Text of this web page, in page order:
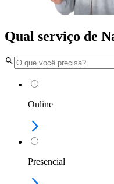
Qual serviço de
Online
Presencial